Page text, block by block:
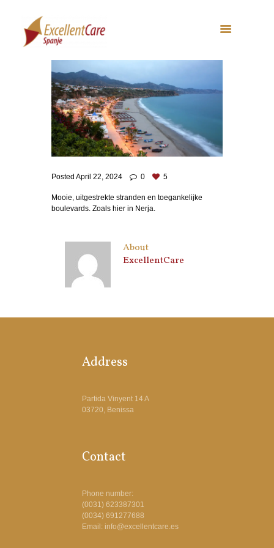
Posted April 22, 2024 0 5
Mooie, uitgestrekte stranden en toegankelijke
boulevards. Zoals hier in Nerja.
About
ExcellentCare
Address
Partida Vinyent 14 A
03720, Benissa
Contact
Phone number:
(0031) 623387301
(0034) 691277688
Email: info@excellentcare.es